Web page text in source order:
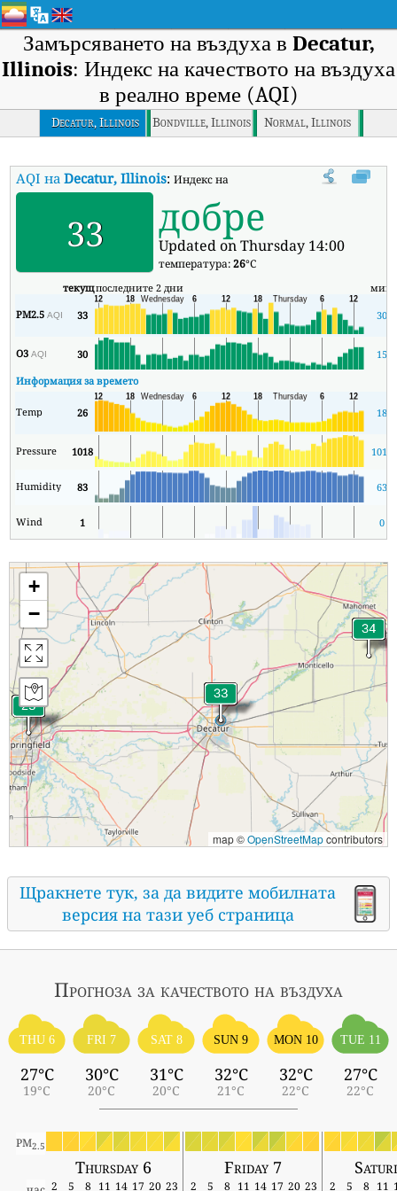
Замърсяването на въздуха в Decatur,
Illinois: Индекс на качеството на въздуха
в реално време (AQI)
Decatur, Illinois Bondville, Illinois Normal, Illinois
AQI наDecatur, Illinois:Индекс на качеството на въздуха в
33 добре
Updated on Thursday 14:00
температура:26°C
текущпоследните 2 дни мин
PM2.5AQI 33 30
O3AQI 30
15
Информация за времето
Temp 26 18
Pressure 1018 1015
Humidity 83 63
Wind 1 0
+
−
map ©OpenStreetMapcontributors
Щракнете тук, за да видите мобилната
версия на тази уеб страница
Прогноза за качеството на въздуха
THU 6
27°C
19°C
FRI 7
30°C
20°C
SAT 8
31°C
20°C
SUN 9
32°C
21°C
MON 10
32°C
22°C
TUE 11
27°C
22°C
PM2.5
Thursday 6 Friday 7
2 5 8 11 14 17 20 23 2 5 8 11 14 17 20 23 2 5 8 11